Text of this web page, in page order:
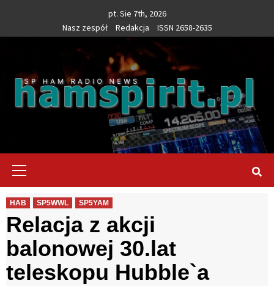
content
pt. Sie 7th, 2026
Nasz zespół
Redakcja ISSN 2658-2635
HAB SP5WWL SP5YAM
Relacja z akcji
balonowej 30.lat
teleskopu Hubble`a